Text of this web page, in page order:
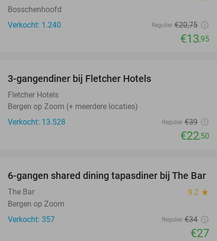
Bosschenhoofd
Verkocht: 1.240
Regulier €20,75
€13,95
3-gangendiner bij Fletcher Hotels
Fletcher Hotels
Bergen op Zoom (+ meerdere locaties)
Verkocht: 13.528
Regulier €39
€22,50
21%
6-gangen shared dining tapasdiner bij The Bar
The Bar 9.2 star
Bergen op Zoom
Verkocht: 357
Regulier €34
€27